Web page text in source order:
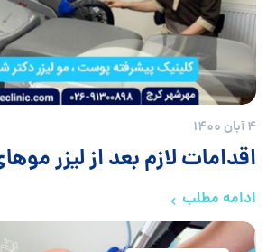
4 آبان 1400
اقدامات لازم بعد از لیزر
ادامه مطلب